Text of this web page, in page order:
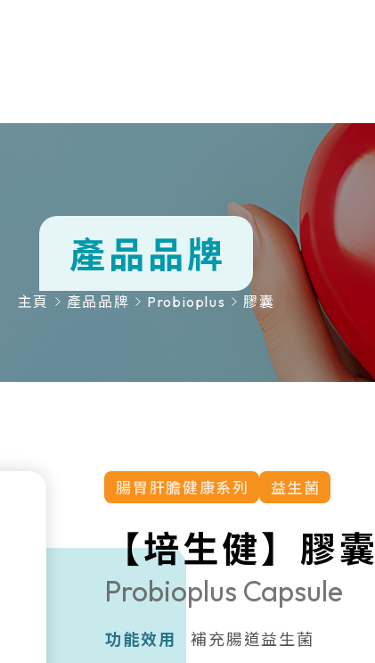
功能系列
產品品牌
主頁 產品品牌 Probioplus 膠囊
腸胃肝膽健康系列 益生菌
【培生健】膠囊
Probioplus Capsule
功能效用 補充腸道益生菌